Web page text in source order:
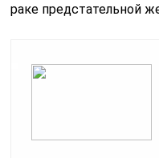
раке предстательной